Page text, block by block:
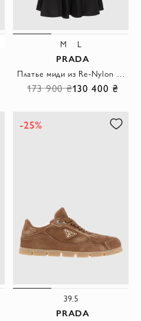
M L
PRADA
Платье миди из Re-Nylon черное с логотипом
173 900 ₴130 400 ₴
-25%
39.5
PRADA